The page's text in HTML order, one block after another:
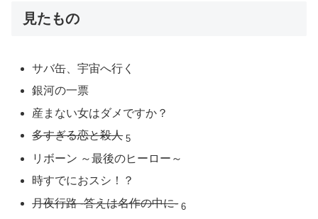
見たもの
サバ缶、宇宙へ行く
銀河の一票
産まない女はダメですか？
多すぎる恋と殺人 5
リボーン ～最後のヒーロー～
時すでにおスシ！？
月夜行路 -答えは名作の中に- 6